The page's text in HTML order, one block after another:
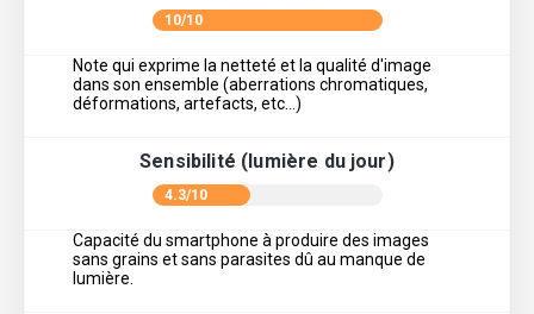
10/10
Note qui exprime la netteté et la qualité d'image
dans son ensemble (aberrations chromatiques,
déformations, artefacts, etc…)
Sensibilité (lumière du jour)
4.3/10
Capacité du smartphone à produire des images
sans grains et sans parasites dû au manque de
lumière.